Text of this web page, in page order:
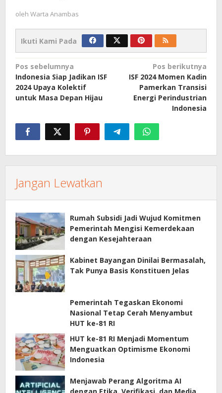
oleh Warta Anambas
Ikuti Kami Pada
Navigasi
pos
Pos sebelumnya
Indonesia Siap Jadikan ISF
2024 Upaya Kolektif
untuk Masa Depan Hijau
Pos berikutnya
ISF 2024 Momen Kadin
Pamerkan Transisi
Energi Perindustrian
Indonesia
Jangan Lewatkan
Rumah Subsidi Jadi Wujud Komitmen
Pemerintah Mengisi Kemerdekaan
dengan Kesejahteraan
Kabinet Bayangan Dinilai Bermasalah,
Tak Punya Basis Konstituen Jelas
Pemerintah Tegaskan Ekonomi
Nasional Tetap Cerah Menyambut
HUT ke-81 RI
HUT ke-81 RI Menjadi Momentum
Menguatkan Optimisme Ekonomi
Indonesia
Menjawab Perang Algoritma AI